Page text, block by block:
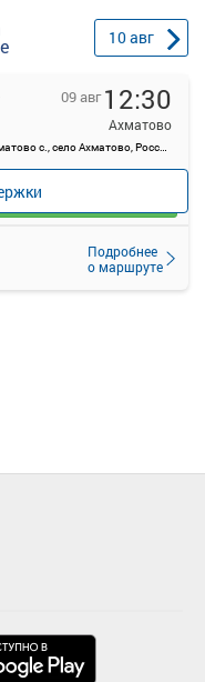
10авг
09 авг 12:30
Ахматово
Ахматово с., село Ахматово, Россия
Подробнее
о маршруте
Загрузить цену